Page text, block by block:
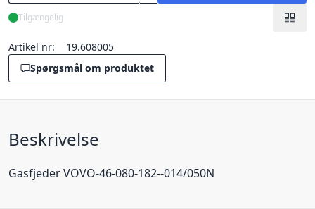
Tilgængelig
Artikel nr:
19.608005
Spørgsmål om produktet
Beskrivelse
Gasfjeder VOVO-46-080-182--014/050N